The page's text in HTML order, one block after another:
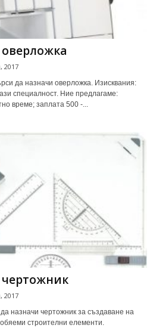
2017
да назначи оверложка. Изисквания:
специалност. Ние предлагаме:
време; заплата 500 -...
2017
назначи чертожник за създаване на
строителни елементи.